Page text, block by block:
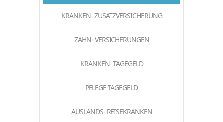
KRANKEN- ZUSATZVERSICHERUNG
ZAHN- VERSICHERUNGEN
KRANKEN- TAGEGELD
PFLEGE TAGEGELD
AUSLANDS- REISEKRANKEN